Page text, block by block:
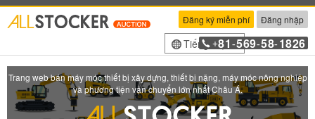
Đăng ký miễn phí Đăng nhập
Tiếng Việt
+81 -569-58-1826
Trang web bán máy móc thiết bị xây dựng, thiết bị nặng, máy móc nông nghiệp
và phương tiện vận chuyển lớn nhất Châu Á.